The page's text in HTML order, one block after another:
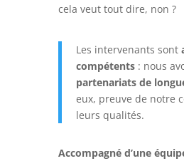
cela veut tout dire, non ?
Les intervenants sont
compétents: nous
partenariats de
eux, preuve de notre
leurs qualités.
Accompagné d’une